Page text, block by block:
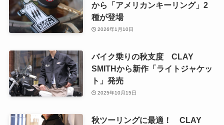
から「アメリカンキーリング」2
種が登場
2026年1月10日
バイク乗りの秋支度 CLAY
SMITHから新作「ライトジャケッ
ト」発売
2025年10月15日
秋ツーリングに最適！ CLAY